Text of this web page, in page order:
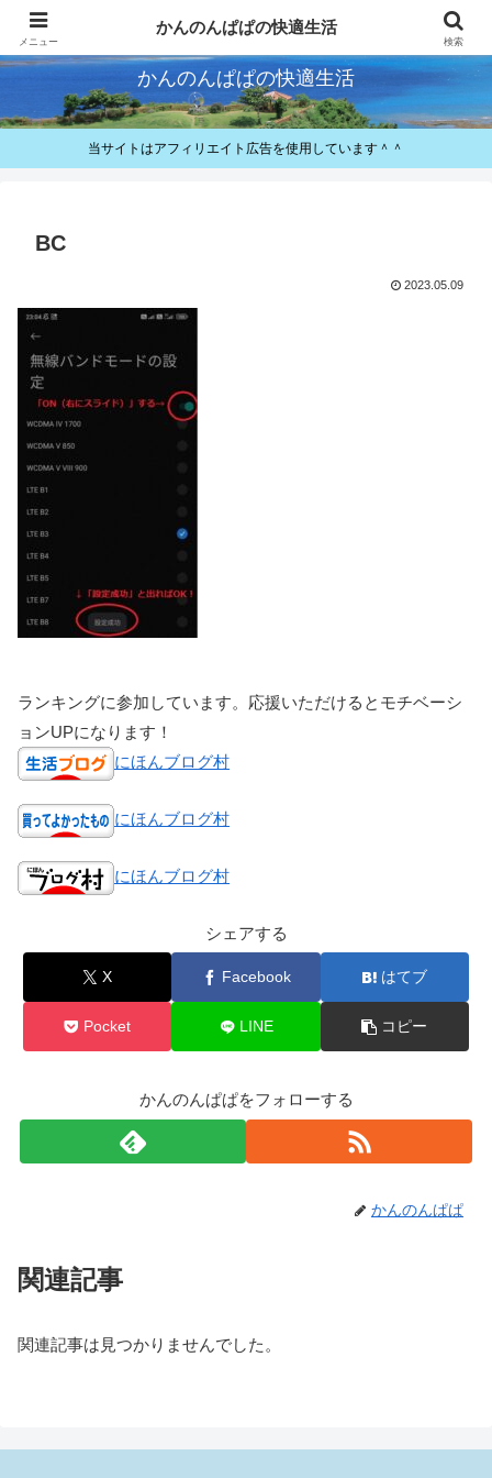
快適とお得が好きなパパのレビューと備忘録
かんのんぱぱの快適生活
当サイトはアフィリエイト広告を使用しています＾＾
BC
2023.05.09
ランキングに参加しています。応援いただけるとモチベーシ
ョンUPになります！
にほんブログ村
にほんブログ村
にほんブログ村
シェアする
X Facebook はてブ
Pocket LINE コピー
かんのんぱぱをフォローする
かんのんぱぱ
関連記事
関連記事は見つかりませんでした。
メニュー
かんのんぱぱの快適生活
検索